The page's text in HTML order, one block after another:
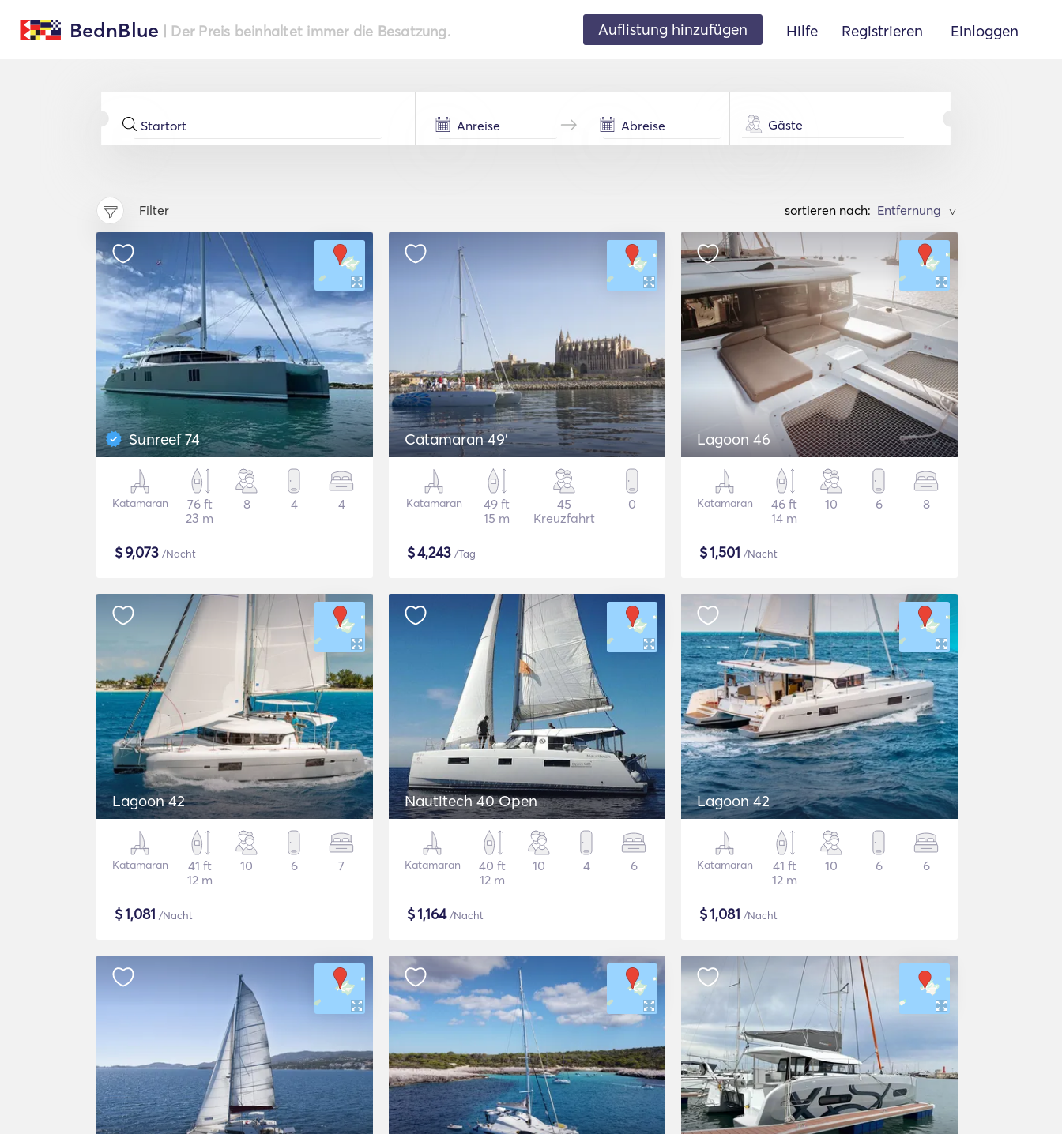
BednBlue | Der Preis beinhaltet immer die Besatzung. Auflistung hinzufügen Hilfe Registrieren Einloggen
Gäste
Filter sortieren nach: >
Sunreef 74
Katamaran
76 ft
23 m
8 4 4
$9,073 /Nacht
Catamaran 49'
Katamaran
49 ft
15 m
45
Kreuzfahrt
0
$4,243 /Tag
Lagoon 46
Katamaran
46 ft
14 m
10 6 8
$1,501 /Nacht
Lagoon 42
Katamaran
41 ft
12 m
10 6 7
$1,081 /Nacht
Nautitech 40 Open
Katamaran
40 ft
12 m
10 4 6
$1,164/Nacht
Lagoon 42
Katamaran
41 ft
12 m
10 6 6
$1,081 /Nacht